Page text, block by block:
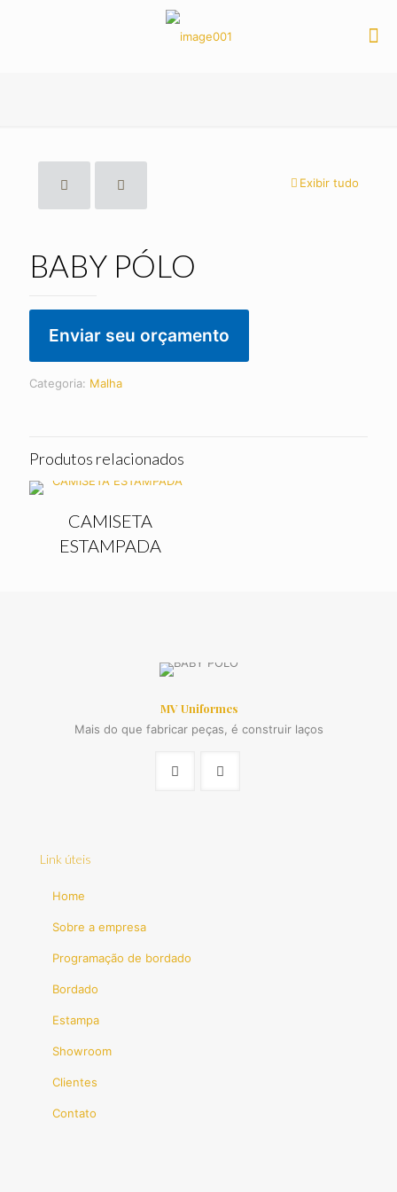
Exibir tudo
BABY PÓLO
Enviar seu orçamento
Categoria: Malha
Produtos relacionados
CAMISETA
ESTAMPADA
MV Uniformes
Mais do que fabricar peças, é construir laços
Link úteis
Home
Sobre a empresa
Programação de bordado
Bordado
Estampa
Showroom
Clientes
Contato